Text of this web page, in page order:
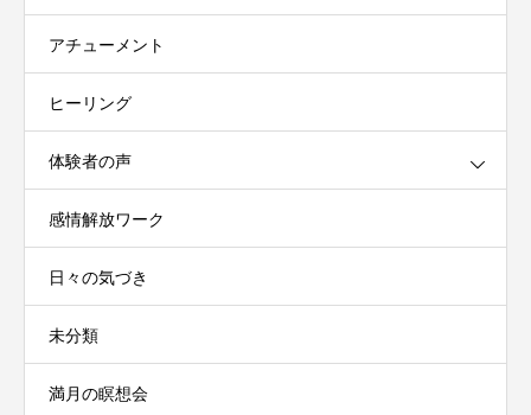
アチューメント
ヒーリング
体験者の声
感情解放ワーク
日々の気づき
未分類
満月の瞑想会